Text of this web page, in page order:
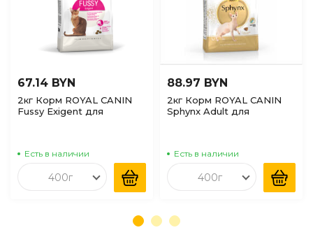
67.14 BYN
2кг Корм ROYAL CANIN
Fussy Exigent для
Есть в наличии
400г
88.97 BYN
2кг Корм ROYAL CANIN
Sphynx Adult для
Есть в наличии
400г